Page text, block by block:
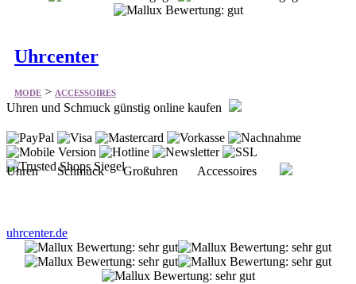
Uhrcenter
MODE > ACCESSOIRES
Uhren und Schmuck günstig online kaufen
Uhren Schmuck Großuhren Accessoires
uhrcenter.de